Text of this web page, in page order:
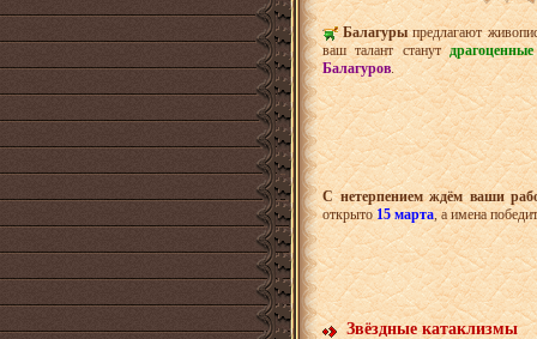
Балагурыпредлагают
ваш талант станут
Балагуров.
С нетерпением ждём ваши
открыто15 марта, а имена
Звёздные катаклизмы